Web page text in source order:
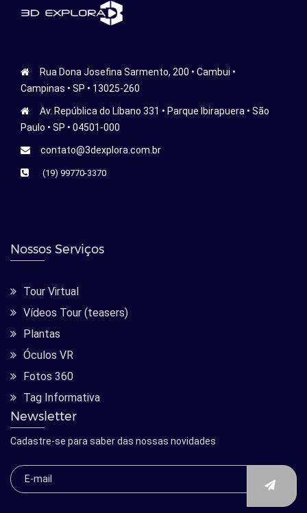
Rua Dona Josefina Sarmento, 200 • Cambui •
Campinas • SP • 13025-260
Av. República do Líbano 331 • Parque Ibirapuera • São
Paulo • SP • 04501-000
contato@3dexplora.com.br
(19) 99770-3370
Nossos Serviços
Tour Virtual
Vídeos Tour (teasers)
Plantas
Óculos VR
Fotos 360
Tag Informativa
Newsletter
Cadastre-se para saber das nossas novidades